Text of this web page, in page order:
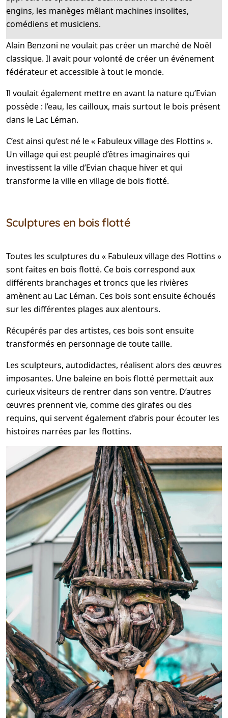
engins, les manèges mêlant machines insolites,
comédiens et musiciens.
Alain Benzoni ne voulait pas créer un marché de Noël
classique. Il avait pour volonté de créer un événement
fédérateur et accessible à tout le monde.
Il voulait également mettre en avant la nature qu’Evian
possède : l’eau, les cailloux, mais surtout le bois présent
dans le Lac Léman.
C’est ainsi qu’est né le « Fabuleux village des Flottins ».
Un village qui est peuplé d’êtres imaginaires qui
investissent la ville d’Evian chaque hiver et qui
transforme la ville en village de bois flotté.
Sculptures en bois flotté
Toutes les sculptures du « Fabuleux village des Flottins »
sont faites en bois flotté. Ce bois correspond aux
différents branchages et troncs que les rivières
amènent au Lac Léman. Ces bois sont ensuite échoués
sur les différentes plages aux alentours.
Récupérés par des artistes, ces bois sont ensuite
transformés en personnage de toute taille.
Les sculpteurs, autodidactes, réalisent alors des œuvres
imposantes. Une baleine en bois flotté permettait aux
curieux visiteurs de rentrer dans son ventre. D’autres
œuvres prennent vie, comme des girafes ou des
requins, qui servent également d’abris pour écouter les
histoires narrées par les flottins.